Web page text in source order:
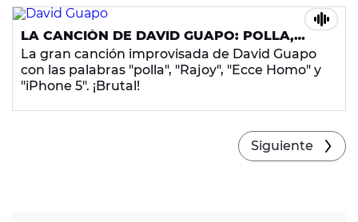
Finantial Times cree que las instituciones
españolas muestran signos de putrefacción.
¡Una metástasis avanzada!
LA CANCIÓN DE DAVID GUAPO: POLLA,
ECCE HOMO, RAJOY Y IPHONE5
La gran canción improvisada de David Guapo
con las palabras "polla", "Rajoy", "Ecce Homo" y
"iPhone 5". ¡Brutal!
Siguiente